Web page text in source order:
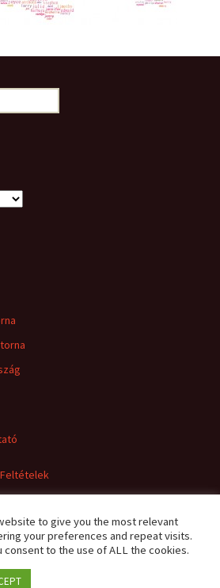
to give you the most relevant
your preferences and repeat visits.
consent to the use of ALL the cookies.